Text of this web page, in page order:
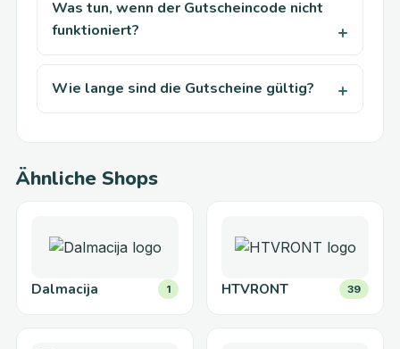
Was tun, wenn der Gutscheincode nicht
funktioniert?
Wie lange sind die Gutscheine gültig?
Ähnliche Shops
Dalmacija 1 HTVRONT 39